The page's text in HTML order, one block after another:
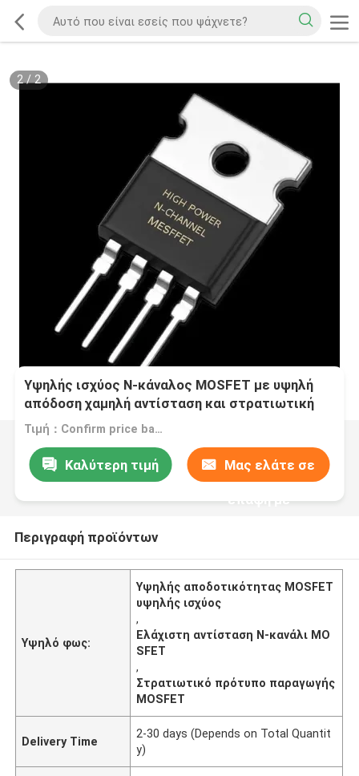
2/2
Υψηλής ισχύος N-κάναλος MOSFET με υψηλή
απόδοση χαμηλή αντίσταση και στρατιωτική
παραγωγή
Τιμή：Confirm price based on product
Καλύτερη τιμή Μας ελάτε σε
επαφή με
Περιγραφή προϊόντων
Υψηλό φως:
Υψηλής αποδοτικότητας MOSFET
υψηλής ισχύος
,
Ελάχιστη αντίσταση N-κανάλι MO
SFET
,
Στρατιωτικό πρότυπο παραγωγής
MOSFET
Delivery Time
2-30 days (Depends on Total Quantit
y)